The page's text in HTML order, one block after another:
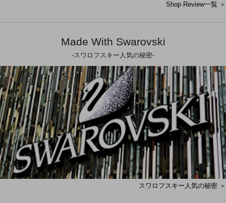
Shop Review一覧 ＞
Made With Swarovski
-スワロフスキー人気の秘密-
スワロフスキー人気の秘密 ＞